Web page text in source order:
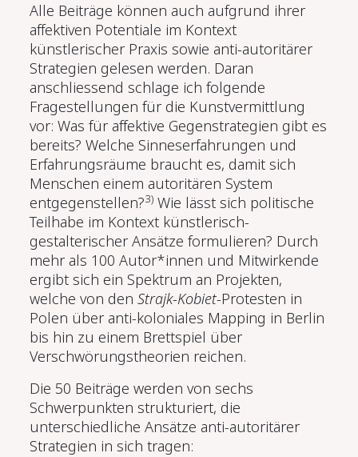
Alle Beiträge können auch aufgrund ihrer
affektiven Potentiale im Kontext
künstlerischer Praxis sowie anti-autoritärer
Strategien gelesen werden. Daran
anschliessend schlage ich folgende
Fragestellungen für die Kunstvermittlung
vor: Was für affektive Gegenstrategien gibt es
bereits? Welche Sinneserfahrungen und
Erfahrungsräume braucht es, damit sich
Menschen einem autoritären System
entgegenstellen?3) Wie lässt sich politische
Teilhabe im Kontext künstlerisch-
gestalterischer Ansätze formulieren? Durch
mehr als 100 Autor*innen und Mitwirkende
ergibt sich ein Spektrum an Projekten,
welche von denStrajk-Kobiet-Protesten in
Polen über anti-koloniales Mapping in Berlin
bis hin zu einem Brettspiel über
Verschwörungstheorien reichen.
Die 50 Beiträge werden von sechs
Schwerpunkten strukturiert, die
unterschiedliche Ansätze anti-autoritärer
Strategien in sich tragen: